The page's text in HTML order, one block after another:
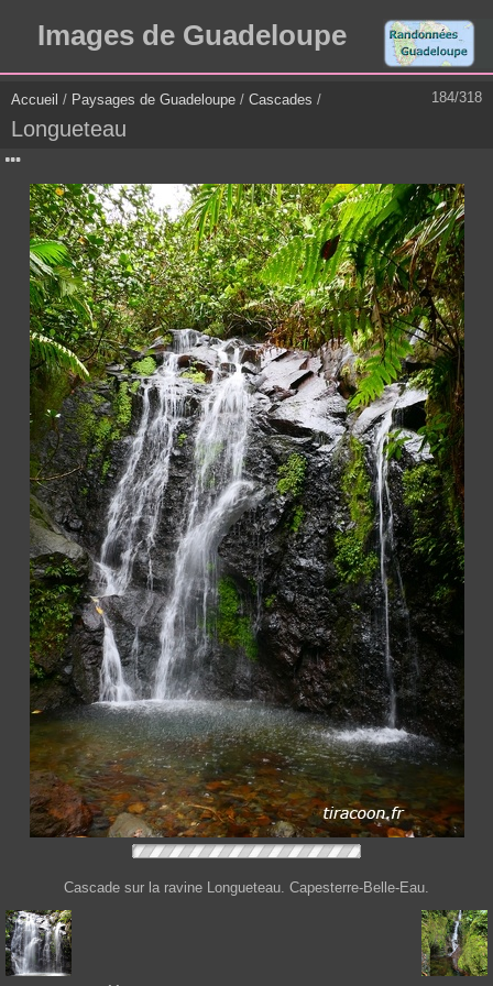
Images de Guadeloupe
184/318
Accueil / Paysages de Guadeloupe / Cascades /
Longueteau
Cascade sur la ravine Longueteau. Capesterre-Belle-Eau.